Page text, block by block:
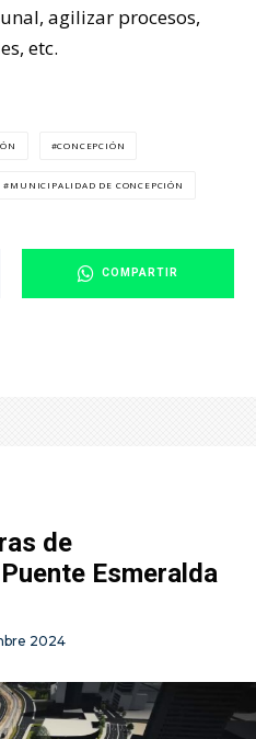
agilizar procesos,
etc.
CONCEPCIÓN
MUNICIPALIDAD DE CONCEPCIÓN
COMPARTIR
de
Esmeralda
2024